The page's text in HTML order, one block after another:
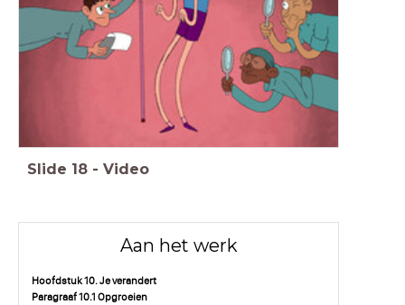
Slide 18 - Video
Aan het werk
Hoofdstuk 10. Je verandert
Paragraaf 10.1 Opgroeien